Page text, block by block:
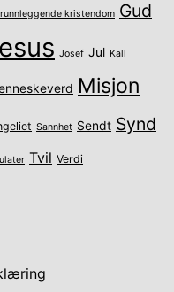
kristendom Gud
Josef Jul Kall
Misjon
Sannhet Sendt Synd
Tvil Verdi